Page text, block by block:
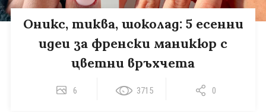
Оникс, тиква, шоколад: 5 есенни
идеи за френски маникюр с
цветни връхчета
6 3715 0